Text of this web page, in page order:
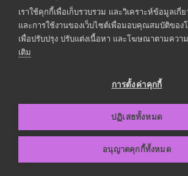
105 dentalhome.. All
เราใช้คุกกี้เพื่อเก็บรวบรวม และวิเคราะห์ข้อมูลเกี่
และการใช้งานของเว็บไซต์เพื่อมอบคุณสมบัติของ
เพื่อปรับปรุง ปรับแต่งเนื้อหา และโฆษณาตามควา
เติม
การตั้งค่าคุกกี้
ปฏิเสธทั้งหมด
อนุญาตคุกกี้ทั้งหมด